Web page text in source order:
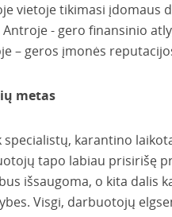
vietoje tikimasi įdomaus
- gero finansinio
– geros įmonės
metas
specialistų, karantino
tapo labiau prisirišę
išsaugoma, o kita dalis
Visgi, darbuotojų